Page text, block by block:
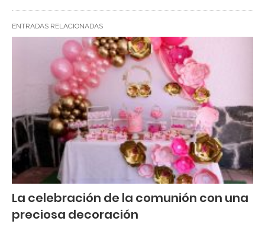
ENTRADAS RELACIONADAS
La celebración de la comunión con una
preciosa decoración